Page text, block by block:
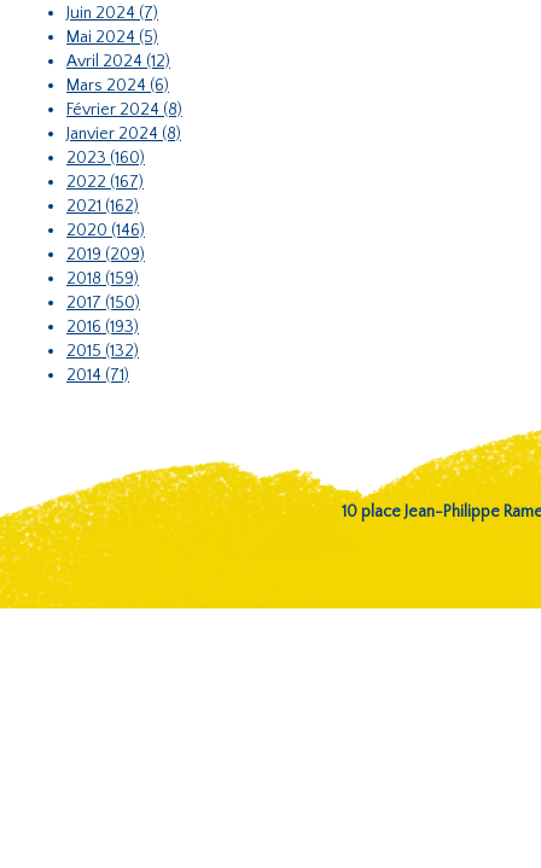
Juin 2024 (7)
Mai 2024 (5)
Avril 2024 (12)
Mars 2024 (6)
Février 2024 (8)
Janvier 2024 (8)
2023 (160)
2022 (167)
2021 (162)
2020 (146)
2019 (209)
2018 (159)
2017 (150)
2016 (193)
2015 (132)
2014 (71)
10 place Jean-Philippe